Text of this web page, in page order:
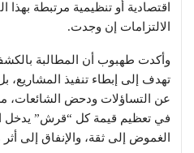
اقتصادية أو تنظيمية مرتبطة بهذا
الالتزامات إن وجدت.
وأكدت طهبوب أن المطالبة
تهدف إلى إبطاء تنفيذ المشاريع،
عن التساؤلات ودحض الشائعات،
في تعظيم قيمة كل “قرش” يدخل
الغموض إلى ثقة، والإنفاق إلى